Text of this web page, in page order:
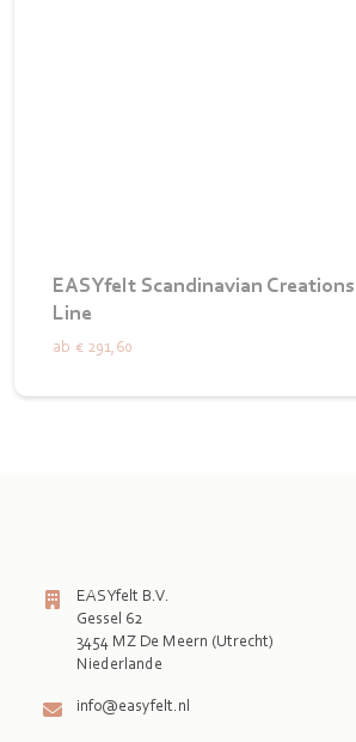
EASYfelt Scandinavian
Line
ab € 291,60
EASYfelt B.V.
Gessel 62
3454 MZ De Meern (Utrecht)
info@easyfelt.nl